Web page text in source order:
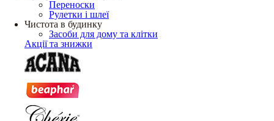
Переноски
Рулетки і шлеї
Чистота в будинку
Засоби для дому та клітки
Акції та знижки